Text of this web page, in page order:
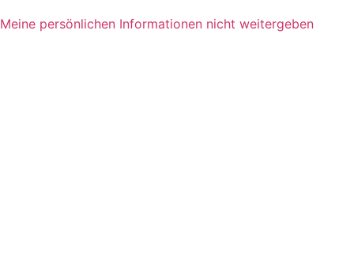
Meine persönlichen Informationen nicht weitergeben